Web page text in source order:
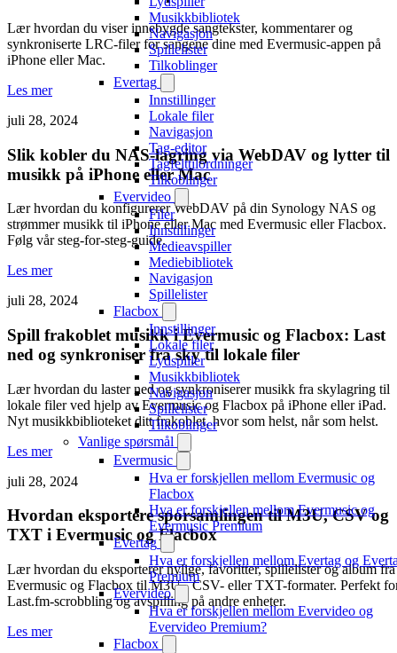
Musikkbibliotek
Navigasjon
Spillelister
Tilkoblinger
Evertag
Innstillinger
Lokale filer
Navigasjon
Tag-editor
Tagfelttilordninger
Tilkoblinger
Evervideo
Filer
Innstillinger
Medieavspiller
Mediebibliotek
Navigasjon
Spillelister
Flacbox
Innstillinger
Lokale filer
Lydspiller
Musikkbibliotek
Navigasjon
Spillelister
Tilkoblinger
Vanlige spørsmål
Evermusic
Hva er forskjellen mellom Evermusic og
Flacbox
Hva er forskjellen mellom Evermusic og
Evermusic Premium
Evertag
Hva er forskjellen mellom Evertag og
Premium
Evervideo
Hva er forskjellen mellom Evervideo og
Evervideo Premium?
Flacbox
Lær hvordan du viser innebygde sangtekster, kommentarer og
synkroniserte LRC-filer for sangene dine med Evermusic-appen på
iPhone eller Mac.
Les mer
juli 28, 2024
Slik kobler du NAS-lagring via WebDAV og lytter til
musikk på iPhone eller Mac
Lær hvordan du konfigurerer WebDAV på din Synology NAS og
strømmer musikk til iPhone eller Mac med Evermusic eller Flacbox.
Følg vår steg-for-steg-guide.
Les mer
juli 28, 2024
Spill frakoblet musikk i Evermusic og Flacbox: Last
ned og synkroniser fra sky til lokale filer
Lær hvordan du laster ned og synkroniserer musikk fra skylagring til
lokale filer ved hjelp av Evermusic og Flacbox på iPhone eller iPad.
Nyt musikkbiblioteket ditt frakoblet, hvor som helst, når som helst.
Les mer
juli 28, 2024
Hvordan eksportere sporsamlingen til M3U, CSV og
TXT i Evermusic og Flacbox
Lær hvordan du eksporterer nylige, favoritter, spillelister og album fra
Evermusic og Flacbox til M3U-, CSV- eller TXT-formater. Perfekt
Last.fm-scrobbling og avspilling på andre enheter.
Les mer